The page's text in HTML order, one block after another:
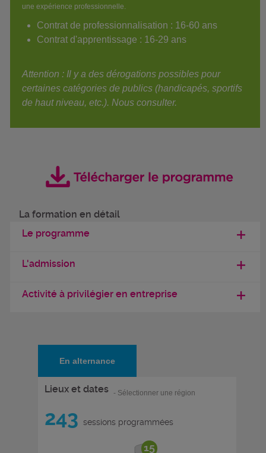
une expérience professionnelle.
Contrat de professionnalisation : 16-60 ans
Contrat d'apprentissage : 16-29 ans
Attention : Il y a des dérogations possibles pour
certaines catégories de publics (handicapés, sportifs
de haut niveau, etc.). Nous consulter.
La formation en détail
Le programme
L'admission
Activité à privilégier en entreprise
En alternance
Lieux et dates - Sélectionner une région
243 sessions programmées
15